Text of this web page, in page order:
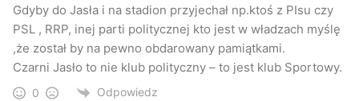
Gdyby do Jasła i na stadion przyjechał np.ktoś z PIsu czy
PSL , RRP, inej parti politycznej kto jest w władzach myślę
,że został by na pewno obdarowany pamiątkami.
Czarni Jasło to nie klub polityczny – to jest klub Sportowy.
0 Odpowiedz